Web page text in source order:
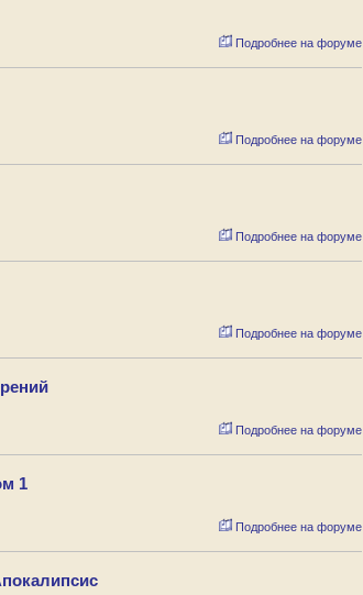
Подробнее на форуме
Подробнее на форуме
Подробнее на форуме
Подробнее на форуме
Подробнее на форуме
1
Подробнее на форуме